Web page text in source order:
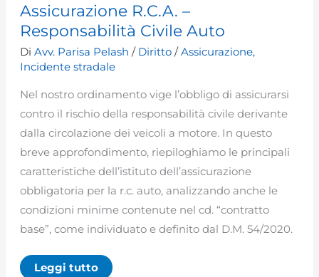
Assicurazione R.C.A. –
Responsabilità Civile Auto
DiAvv. Parisa Pelash/ Diritto /Assicurazione,
Incidente stradale
Nel nostro ordinamento vige l’obbligo di assicurarsi
contro il rischio della responsabilità civile derivante
dalla circolazione dei veicoli a motore. In questo
breve approfondimento, riepiloghiamo le principali
caratteristiche dell’istituto dell’assicurazione
obbligatoria per la r.c. auto, analizzando anche le
condizioni minime contenute nel cd. “contratto
base”, come individuato e definito dal D.M. 54/2020.
Assicurazione
Leggi tutto